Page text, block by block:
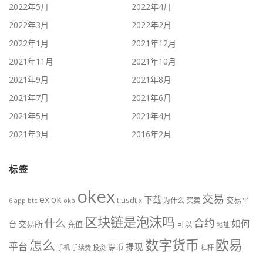
2022年5月
2022年4月
2022年3月
2022年2月
2022年1月
2021年12月
2021年11月
2021年10月
2021年9月
2021年8月
2021年7月
2021年6月
2021年5月
2021年4月
2021年3月
2016年2月
标签
6 app btc exok okb okext usdtx下载 为什么 买卖 交易 交易平
台 交易所 什么 充值 区块链是泡沫吗 可以 合约 地址 如何
平台 怎么 手机 手续费 投资 提币 提现 数字货币 杠杆 欧易